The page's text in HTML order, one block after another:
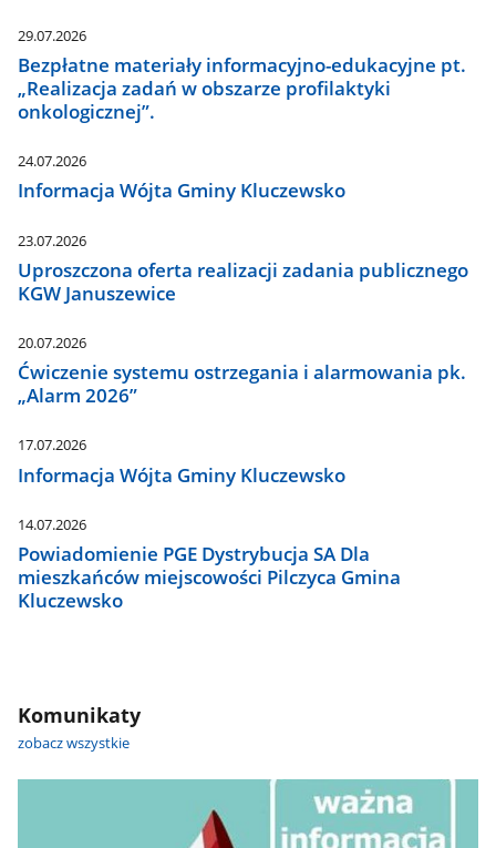
29.07.2026
Bezpłatne materiały informacyjno-edukacyjne pt.
„Realizacja zadań w obszarze profilaktyki
onkologicznej”.
24.07.2026
Informacja Wójta Gminy Kluczewsko
23.07.2026
Uproszczona oferta realizacji zadania publicznego
KGW Januszewice
20.07.2026
Ćwiczenie systemu ostrzegania i alarmowania pk.
„Alarm 2026”
17.07.2026
Informacja Wójta Gminy Kluczewsko
14.07.2026
Powiadomienie PGE Dystrybucja SA Dla
mieszkańców miejscowości Pilczyca Gmina
Kluczewsko
Komunikaty
zobacz wszystkie